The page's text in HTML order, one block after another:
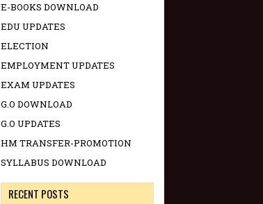
E-BOOKS DOWNLOAD
EDU UPDATES
ELECTION
EMPLOYMENT UPDATES
EXAM UPDATES
G.O DOWNLOAD
G.O UPDATES
HM TRANSFER-PROMOTION
SYLLABUS DOWNLOAD
RECENT POSTS